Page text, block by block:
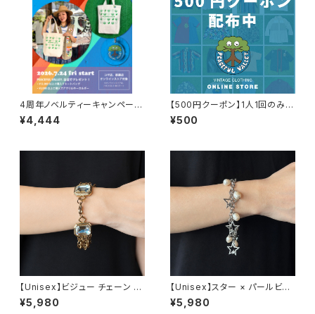
4周年ノベルティーキャンペーン
開催中！
¥4,444
【500円クーポン】1人1回のみご
利用可能！
¥500
【Unisex】ビジュー チェーン ブ
レスレット / 古着 アクセサリー
N0737
¥5,980
【Unisex】スター × パールビー
ズ チャーム チェーン ブレスレッ
ト / 古着 アクセサリー N1109
¥5,980